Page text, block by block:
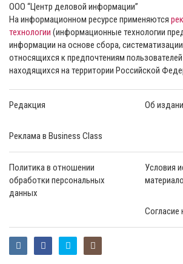
ООО “Центр деловой информации”
На информационном ресурсе применяются
технологии (информационные технологии
информации на основе сбора,
относящихся к предпочтениям пользователей
находящихся на территории Российской
Редакция Об
Реклама в Business Class
Политика в отношении
обработки персональных
данных
Условия
Согласие